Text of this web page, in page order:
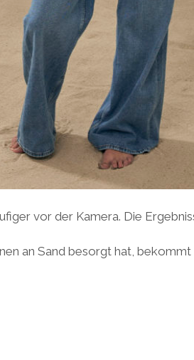
vor der Kamera. Die
an Sand besorgt hat,